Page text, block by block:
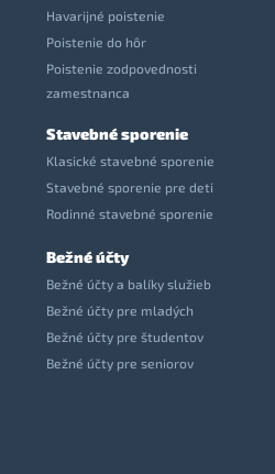
Havarijné poistenie
Poistenie do hôr
Poistenie zodpovednosti
zamestnanca
Stavebné sporenie
Klasické stavebné sporenie
Stavebné sporenie pre deti
Rodinné stavebné sporenie
Bežné účty
Bežné účty a balíky služieb
Bežné účty pre mladých
Bežné účty pre študentov
Bežné účty pre seniorov